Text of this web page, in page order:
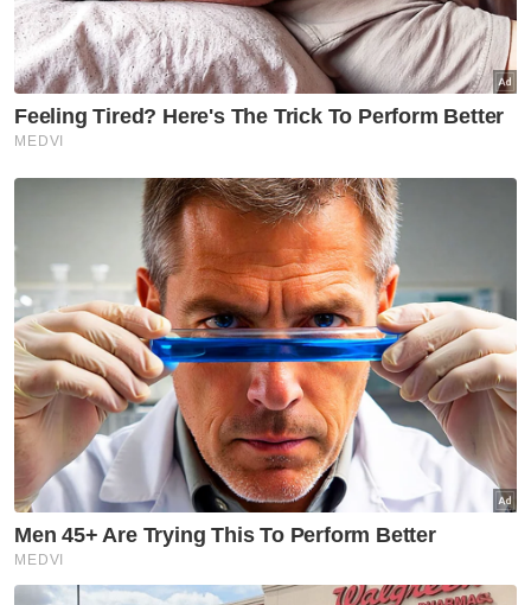
Muat turun aplikasi Sinar Harian.Klik di sini!
Harap bantu kajian selidik kami dan
dapatkan baucar tunai.
×
Lelaki Perempuan
Masuk | Daftar VPoints:0
PATI
PKPD
Perintah Kawalan Pergerakan
Ismail Sabri Yaakob